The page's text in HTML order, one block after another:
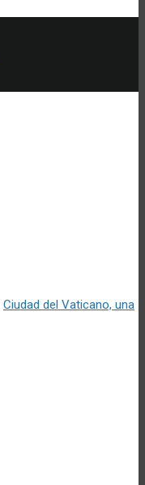
Ciudad del Vaticano, una